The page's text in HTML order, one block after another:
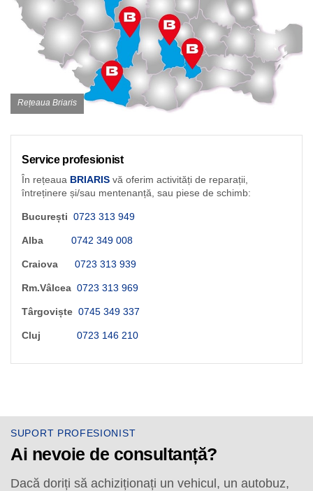
Rețeaua Briaris
Service profesionist
În rețeaua BRIARIS vă oferim activități de reparații,
întreținere și/sau mentenanță, sau piese de schimb:
București 0723 313 949
Alba 0742 349 008
Craiova 0723 313 939
Rm.Vâlcea 0723 313 969
Târgoviște 0745 349 337
Cluj 0723 146 210
SUPORT PROFESIONIST
Ai nevoie de consultanță?
Dacă doriți să achiziționați un vehicul, un autobuz,